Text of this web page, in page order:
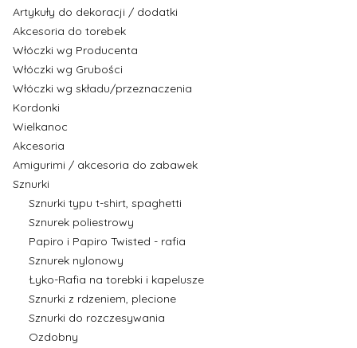
Artykuły do dekoracji / dodatki
Akcesoria do torebek
Włóczki wg Producenta
Włóczki wg Grubości
Włóczki wg składu/przeznaczenia
Kordonki
Wielkanoc
Akcesoria
Amigurimi / akcesoria do zabawek
Sznurki
Sznurki typu t-shirt, spaghetti
Sznurek poliestrowy
Papiro i Papiro Twisted - rafia
Sznurek nylonowy
Łyko-Rafia na torebki i kapelusze
Sznurki z rdzeniem, plecione
Sznurki do rozczesywania
Ozdobny